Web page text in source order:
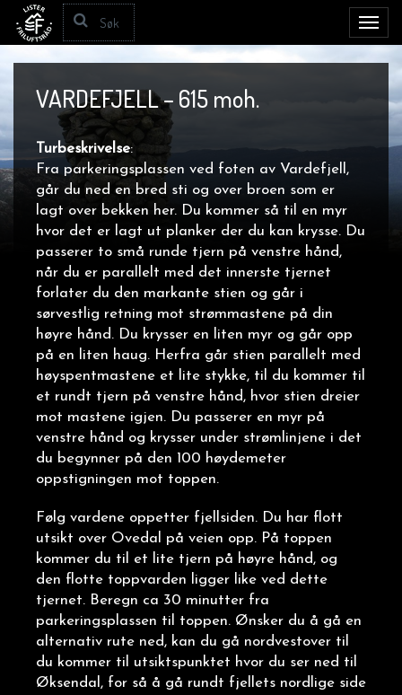
VARDEFJELL – 615 moh.
Turbeskrivelse:
Fra parkeringsplassen ved foten av Vardefjell,
går du ned en bred sti og over broen som er
lagt over bekken her. Du kommer så til en myr
hvor det er lagt ut planker der du kan krysse. Du
passerer to små runde tjern på venstre hånd,
når du er parallelt med det innerste tjernet
forlater du den markante stien og går i
sørvestlig retning mot strømmastene på din
høyre hånd. Du krysser en liten myr og går opp
på en liten haug. Herfra går stien parallelt med
høyspentmastene et lite stykke, til du kommer til
et rundt tjern på venstre hånd, hvor stien dreier
mot mastene igjen. Du passerer en myr på
venstre hånd og krysser under strømlinjene i det
du begynner på den 100 høydemeter
oppstigningen mot toppen.
Følg vardene oppetter fjellsiden. Du har flott
utsikt over Ovedal på veien opp. På toppen
kommer du til et lite tjern på høyre hånd, og
den flotte toppvarden ligger like ved dette
tjernet. Beregn ca 30 minutter fra
parkeringsplassen til toppen. Ønsker du å gå en
alternativ rute ned, kan du gå nordvestover til
du kommer til utsiktspunktet hvor du ser ned til
Øksendal, for så å gå rundt fjellets nordlige side